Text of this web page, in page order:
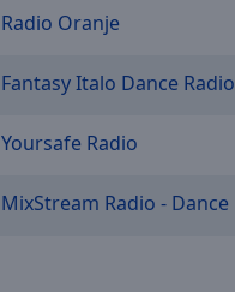
Radio Oranje
Fantasy Italo Dance Radio
Yoursafe Radio
MixStream Radio - Dance